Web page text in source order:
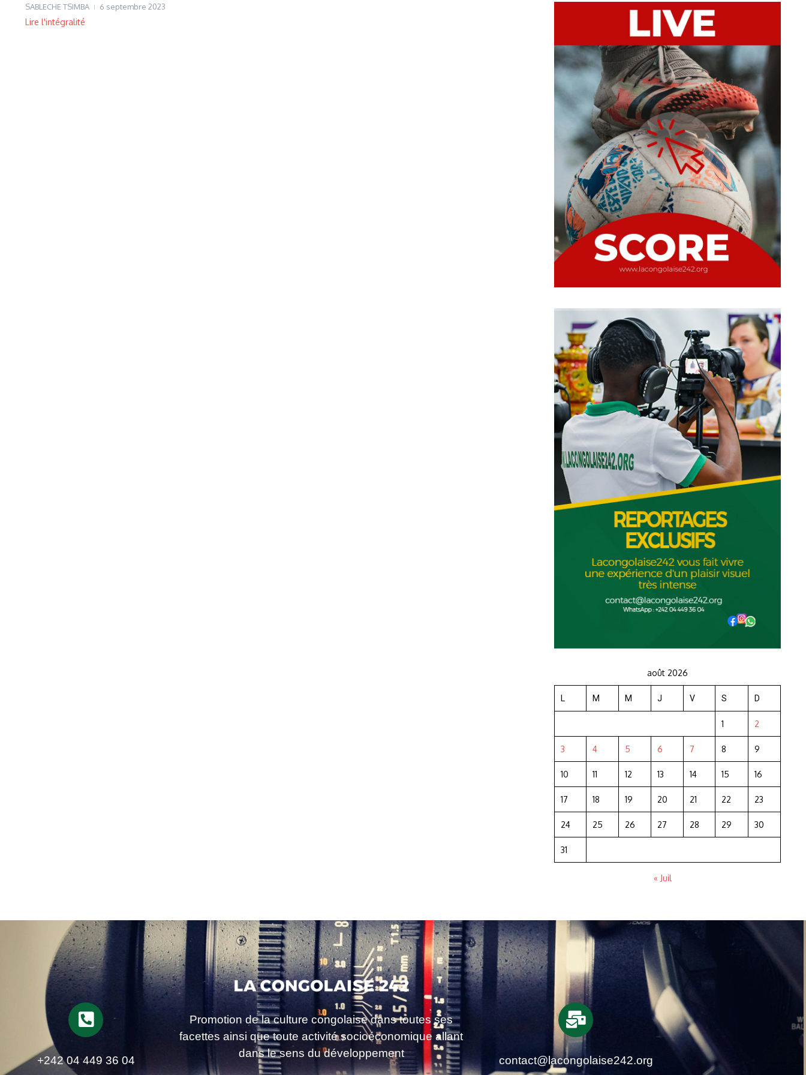
SABLECHE TSIMBA 6 septembre 2023
Lire l'intégralité
août 2026
L M M J V S D
1 2
3 4 5 6 7 8 9
10 11 12 13 14 15 16
17 18 19 20 21 22 23
24 25 26 27 28 29 30
31
« Juil
+242 04 449 36 04
Promotion de la culture congolaise dans toutes ses
facettes ainsi que toute activité socioéconomique allant
dans le sens du développement
contact@lacongolaise242.org